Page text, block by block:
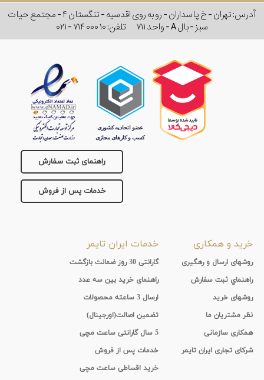
اصالت
آدرس: تهران - خ پاسداران - رو به روی اقدسیه - تنگستان ۴ - مجتمع حیات
سبز - بال A - واحد ۷۱۱
تلفن:۰۲۱ - ۷۱۴ ۰۰۰ ۱۰
راهنمای ثبت سفارش
خدمات پس از فروش
خرید و همکاری
روشهای ارسال و رهگیری
راهنماي ثبت سفارش
روشهای خرید
نظر مشتریان ما
همکاری سازمانی
شرکای تجاری ایران تایمر
خدمات ایران تایمر
گارانتی 30 روز ضمانت بازگشت
راهنمای خرید بین سه عدد
ارسال 3 ساعته محصولات
تضمین اصالت(اورجینال)
5 سال گارانتی ساعت مچی
خدمات پس از فروش
خرید اقساطی ساعت مچی